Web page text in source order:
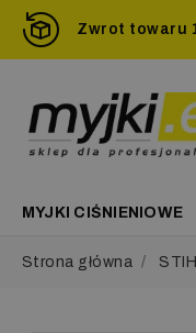
Zwrot towaru
MYJKI CIŚNIENIOWE
Strona główna